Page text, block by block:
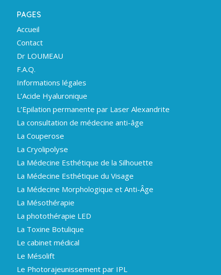
PAGES
Accueil
Contact
Dr LOUMEAU
F.A.Q.
Informations légales
L’Acide Hyaluronique
L’Epilation permanente par Laser Alexandrite
La consultation de médecine anti-âge
La Couperose
La Cryolipolyse
La Médecine Esthétique de la Silhouette
La Médecine Esthétique du Visage
La Médecine Morphologique et Anti-Âge
La Mésothérapie
La photothérapie LED
La Toxine Botulique
Le cabinet médical
Le Mésolift
Le Photorajeunissement par IPL